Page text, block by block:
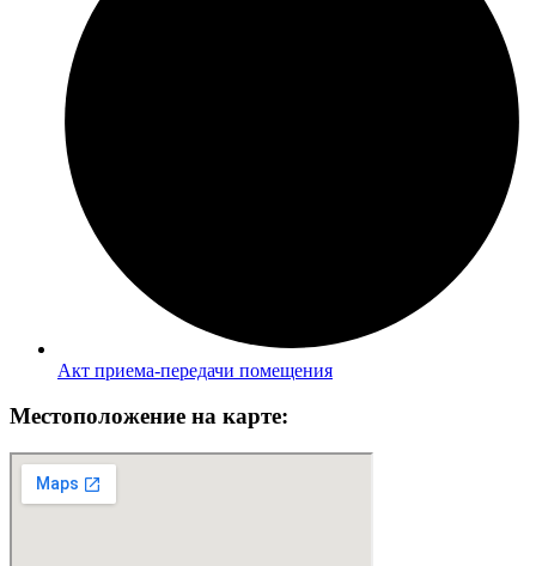
Акт приема-передачи помещения
Местоположение на карте: